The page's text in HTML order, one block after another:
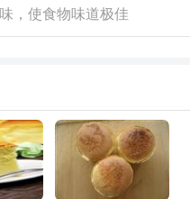
，使食物味道极佳